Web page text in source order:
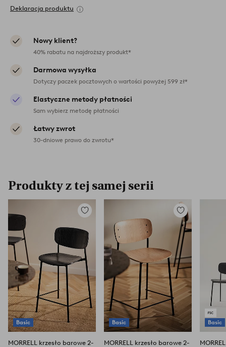
Deklaracja produktu
Nowy klient?
40% rabatu na najdroższy produkt*
Darmowa wysyłka
Dotyczy paczek pocztowych o wartości powyżej 599 zł*
Elastyczne metody płatności
Sam wybierz metodę płatności
Łatwy zwrot
30-dniowe prawo do zwrotu*
Produkty z tej samej serii
Basic
Dodaj
ulubionych
MORRELL krzesło barowe 2-
Basic
Dodaj
do
ulubionych
MORRELL krzesło barowe 2-
Basic